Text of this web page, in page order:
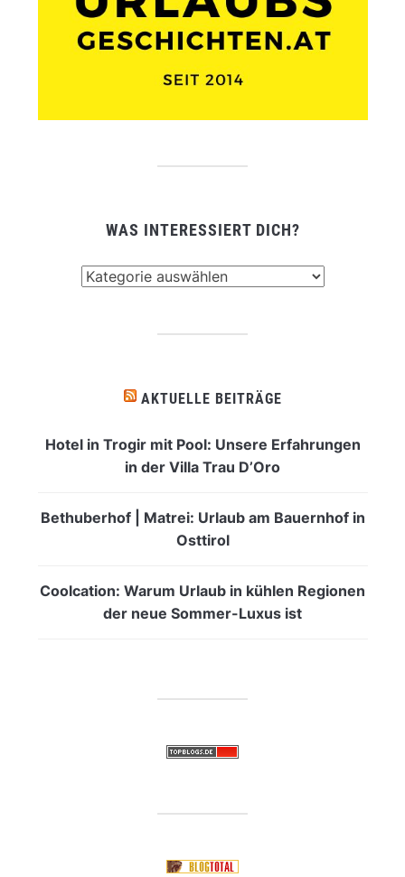
WAS INTERESSIERT DICH?
AKTUELLE BEITRÄGE
Hotel in Trogir mit Pool: Unsere Erfahrungen
in der Villa Trau D’Oro
Bethuberhof | Matrei: Urlaub am Bauernhof in
Osttirol
Coolcation: Warum Urlaub in kühlen Regionen
der neue Sommer-Luxus ist